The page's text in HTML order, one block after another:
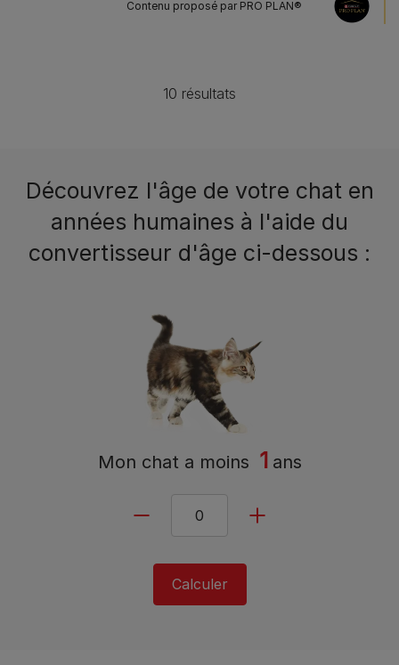
Contenu proposé par PRO PLAN®
10 résultats
Découvrez l'âge de votre chat en
années humaines à l'aide du
convertisseur d'âge ci-dessous :
Mon chat a moins 1 ans
Calculer